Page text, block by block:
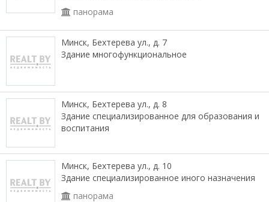
панорама
Минск, Бехтерева ул., д. 7
Здание многофункциональное
Минск, Бехтерева ул., д. 8
Здание специализированное для образования и
воспитания
Минск, Бехтерева ул., д. 10
Здание специализированное иного назначения
панорама